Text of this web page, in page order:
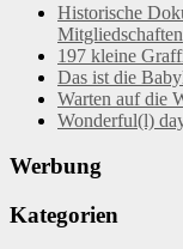
Historische
Mitgliedschaften
197 kleine
Das ist die
Warten auf die
Wonderful(l)
Werbung
Kategorien